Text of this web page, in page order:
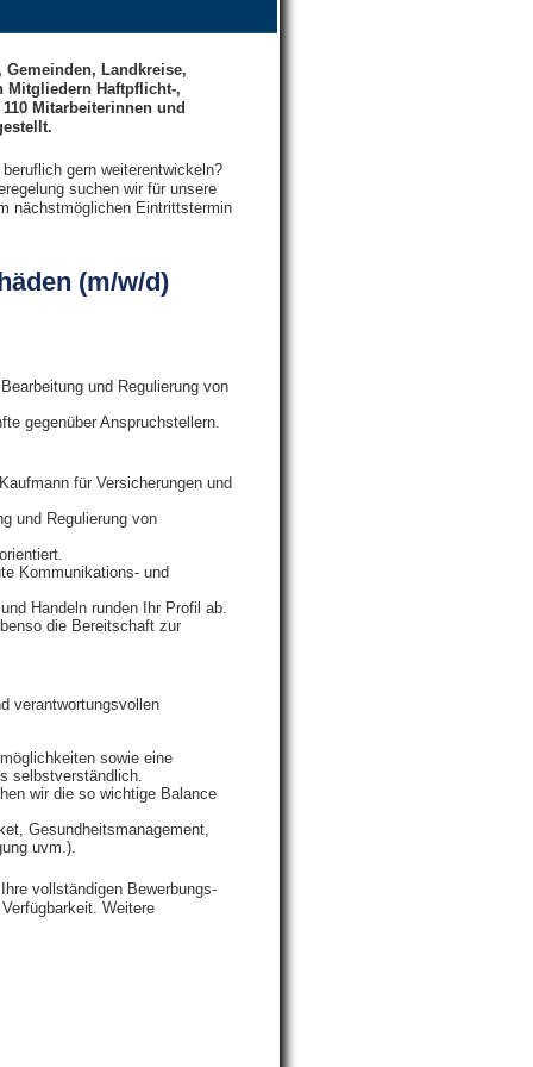
Landkreise,
Mitgliedern Haftpflicht-,
Mitarbeiterinnen und
gern weiterentwickeln?
suchen wir für unsere
nächstmöglichen Eintrittstermin
(m/w/d)
und Regulierung von
gegenüber Anspruchstellern.
für Versicherungen und
und Regulierung von
Kommunikations- und
Handeln runden Ihr Profil ab.
die Bereitschaft zur
verantwortungsvollen
sowie eine
selbstverständlich.
wir die so wichtige Balance
Gesundheitsmanagement,
uvm.).
vollständigen Bewerbungs­
Weitere